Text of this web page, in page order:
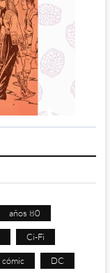
años 80
Ci-Fi
cómic DC